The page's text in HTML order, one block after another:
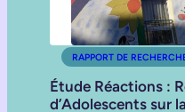
RAPPORT DE
Étude Réactions :
d’Adolescents sur